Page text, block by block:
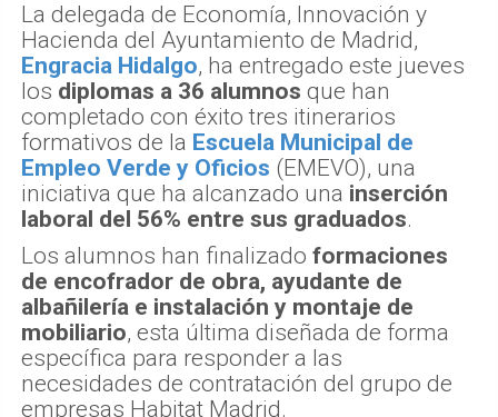
La delegada de Economía, Innovación y
Hacienda del Ayuntamiento de Madrid,
Engracia Hidalgo, ha entregado este jueves
los diplomas a 36 alumnos que han
completado con éxito tres itinerarios
formativos de la Escuela Municipal de
Empleo Verde y Oficios (EMEVO), una
iniciativa que ha alcanzado una inserción
laboral del 56% entre sus graduados.
Los alumnos han finalizado formaciones
de encofrador de obra, ayudante de
albañilería e instalación y montaje de
mobiliario, esta última diseñada de forma
específica para responder a las
necesidades de contratación del grupo de
empresas Habitat Madrid.